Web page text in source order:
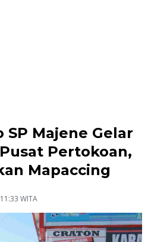
SP Majene Gelar
Pertokoan,
Mapaccing
WITA